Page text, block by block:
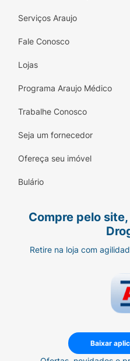
Serviços Araujo
Fale Conosco
Lojas
Programa Araujo Médico
Trabalhe Conosco
Seja um fornecedor
Ofereça seu imóvel
Bulário
Compre pelo
Retire na loja com
Baixar